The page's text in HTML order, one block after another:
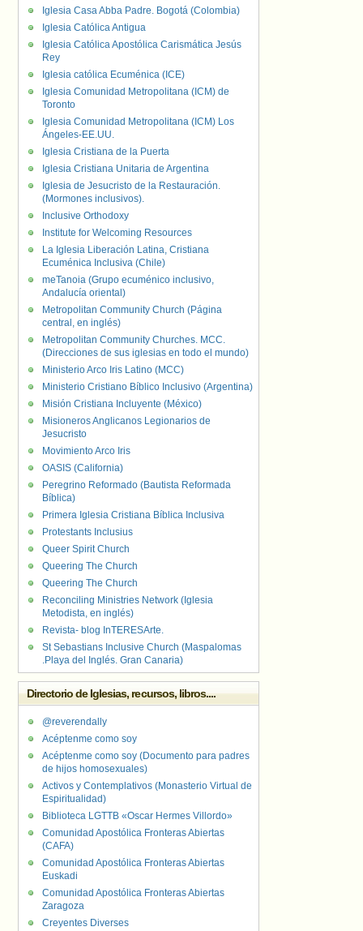
Iglesia Casa Abba Padre. Bogotá (Colombia)
Iglesia Católica Antigua
Iglesia Católica Apostólica Carismática Jesús
Rey
Iglesia católica Ecuménica (ICE)
Iglesia Comunidad Metropolitana (ICM) de
Toronto
Iglesia Comunidad Metropolitana (ICM) Los
Ángeles-EE.UU.
Iglesia Cristiana de la Puerta
Iglesia Cristiana Unitaria de Argentina
Iglesia de Jesucristo de la Restauración.
(Mormones inclusivos).
Inclusive Orthodoxy
Institute for Welcoming Resources
La Iglesia Liberación Latina, Cristiana
Ecuménica Inclusiva (Chile)
meTanoia (Grupo ecuménico inclusivo,
Andalucía oriental)
Metropolitan Community Church (Página
central, en inglés)
Metropolitan Community Churches. MCC.
(Direcciones de sus iglesias en todo el mundo)
Ministerio Arco Iris Latino (MCC)
Ministerio Cristiano Bíblico Inclusivo (Argentina)
Misión Cristiana Incluyente (México)
Misioneros Anglicanos Legionarios de
Jesucristo
Movimiento Arco Iris
OASIS (California)
Peregrino Reformado (Bautista Reformada
Bíblica)
Primera Iglesia Cristiana Bíblica Inclusiva
Protestants Inclusius
Queer Spirit Church
Queering The Church
Queering The Church
Reconciling Ministries Network (Iglesia
Metodista, en inglés)
Revista- blog InTERESArte.
St Sebastians Inclusive Church (Maspalomas
.Playa del Inglés. Gran Canaria)
Directorio de Iglesias, recursos, libros....
@reverendally
Acéptenme como soy
Acéptenme como soy (Documento para padres
de hijos homosexuales)
Activos y Contemplativos (Monasterio Virtual de
Espiritualidad)
Biblioteca LGTTB «Oscar Hermes Villordo»
Comunidad Apostólica Fronteras Abiertas
(CAFA)
Comunidad Apostólica Fronteras Abiertas
Euskadi
Comunidad Apostólica Fronteras Abiertas
Zaragoza
Creyentes Diverses